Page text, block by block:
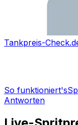
Tankpreis-
So funktioniert's
Antworten